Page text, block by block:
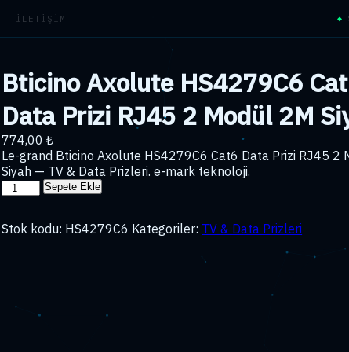
İLETIŞIM ◆
Bticino Axolute HS4279C6
Data Prizi RJ45 2 Modül 2M
774,00₺
Le-grand Bticino Axolute HS4279C6 Cat6 Data Prizi RJ45 2
Siyah — TV & Data Prizleri. e-mark teknoloji.
Bticino
Cat6
Modül
Sepete Ekle
Stok kodu: HS4279C6 Kategoriler: TV & Data Prizleri